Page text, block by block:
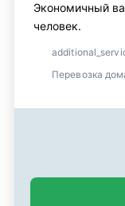
Экономичный
человек.
Перевозка